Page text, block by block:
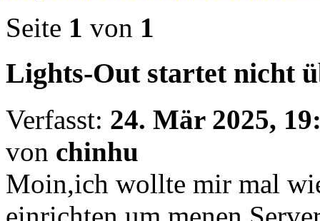
Seite 1 von 1
Lights-Out startet nicht
Verfasst: 24. Mär 2025,
von chinhu
Moin,ich wollte mir mal